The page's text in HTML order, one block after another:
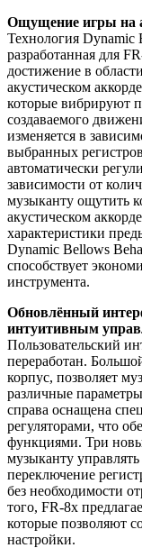
Ощущение игры на
Технология Dynamic
разработанная для
достижение в
акустическом
которые вибрируют
создаваемого
изменяется в
выбранных
автоматически
зависимости от
музыканту ощутить
акустическом
характеристики
Dynamic Bellows
способствует
инструмента.
Обновлённый
интуитивным
Пользовательский
переработан.
корпус, позволяет
различные
справа оснащена
регуляторами, что
функциями. Три
музыканту
переключение
без необходимости
того, FR-8x
которые позволяют
настройки.